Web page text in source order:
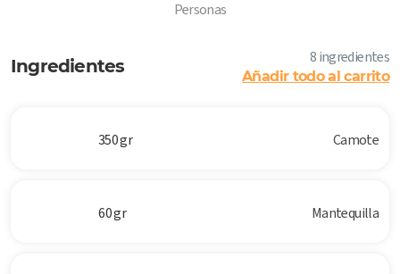
Personas
Ingredientes 8 ingredientes
Añadir todo al carrito
350 gr Camote
60 gr Mantequilla